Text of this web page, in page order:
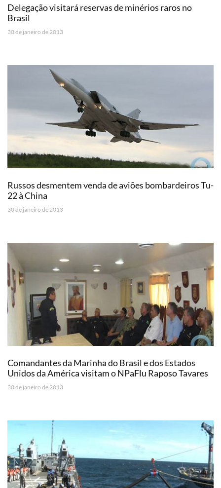
Delegação visitará reservas de minérios raros no
Brasil
30 de janeiro de 2013
Russos desmentem venda de aviões bombardeiros Tu-
22 à China
30 de janeiro de 2013
Comandantes da Marinha do Brasil e dos Estados
Unidos da América visitam o NPaFlu Raposo Tavares
30 de janeiro de 2013